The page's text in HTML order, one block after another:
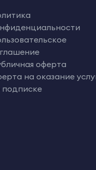
оферта
на оказание
подписке